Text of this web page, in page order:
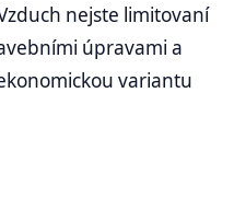
nejste limitovaní
úpravami a
variantu